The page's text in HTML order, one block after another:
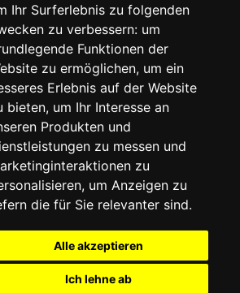
Ihr Surferlebnis zu folgenden
zu verbessern: um
Funktionen der
zu ermöglichen, um ein
Erlebnis auf der Website
bieten, um Ihr Interesse an
Produkten und
zu messen und
zu
, um Anzeigen zu
die für Sie relevanter sind.
Alle akzeptieren
Ich lehne ab
oudlhaya.de